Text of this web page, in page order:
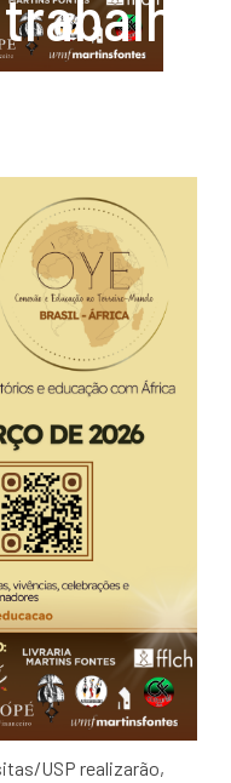
trabalhos
USP realizarão,